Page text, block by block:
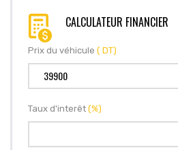
CALCULATEUR FINANCIER
Prix du véhicule ( DT)
Taux d'interêt (%)